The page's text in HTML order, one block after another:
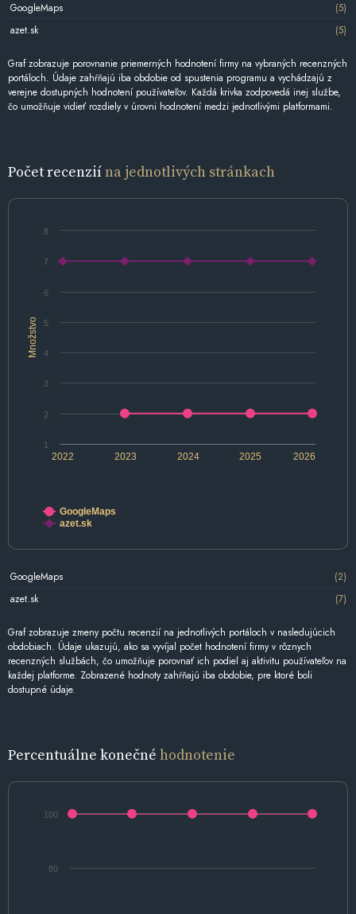
GoogleMaps
(5)
azet.sk
(5)
Graf zobrazuje porovnanie priemerných hodnotení firmy na vybraných recenzných
portáloch. Údaje zahŕňajú iba obdobie od spustenia programu a vychádzajú z
verejne dostupných hodnotení používateľov. Každá krivka zodpovedá inej službe,
čo umožňuje vidieť rozdiely v úrovni hodnotení medzi jednotlivými platformami.
Počet recenziína jednotlivých stránkach
Množstvo
2022 2024 2026
2023 2025
1
2
3
4
5
6
7
8
GoogleMaps
azet.sk
GoogleMaps
(2)
azet.sk
(7)
Graf zobrazuje zmeny počtu recenzií na jednotlivých portáloch v nasledujúcich
obdobiach. Údaje ukazujú, ako sa vyvíjal počet hodnotení firmy v rôznych
recenzných službách, čo umožňuje porovnať ich podiel aj aktivitu používateľov na
každej platforme. Zobrazené hodnoty zahŕňajú iba obdobie, pre ktoré boli
dostupné údaje.
Percentuálne konečné hodnotenie
80
100